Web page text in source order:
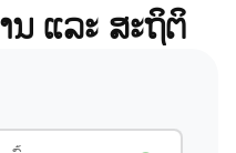
ນ ແລະ ສະຖິຕິ